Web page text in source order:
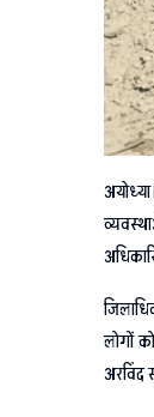
लोगों
अरविंद